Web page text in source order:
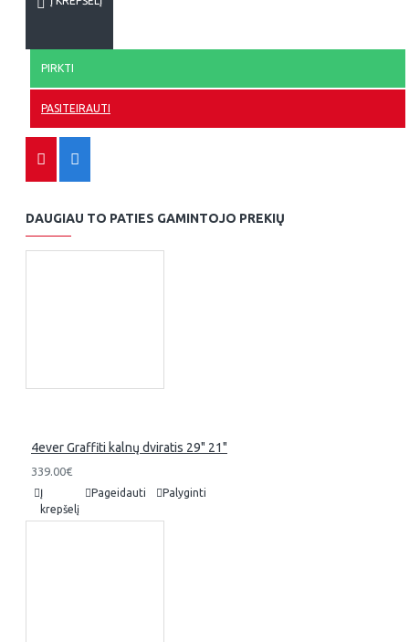
PIRKTI
PASITEIRAUTI
DAUGIAU TO PATIES GAMINTOJO PREKIŲ
4ever Graffiti kalnų dviratis 29" 21"
339.00€
Į
krepšelį
Pageidauti Palyginti